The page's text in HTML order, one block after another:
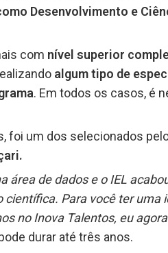
Desenvolvimento e
com nível superior
algum tipo de
. Em todos os casos, é
foi um dos selecionados
área de dados e o IEL
Para você ter
no Inova Talentos, eu
durar até três anos.